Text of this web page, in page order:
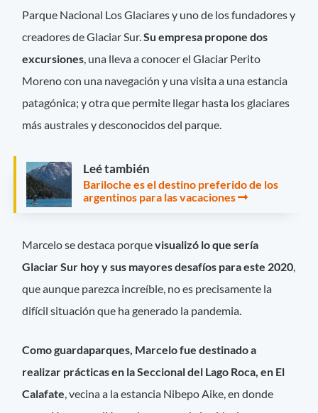
Parque Nacional Los Glaciares y uno de los fundadores y
creadores de Glaciar Sur.Su empresa propone dos
excursiones , una lleva a conocer el Glaciar Perito
Moreno con una navegación y una visita a una estancia
patagónica; y otra que permite llegar hasta los glaciares
más australes y desconocidos del parque.
Leé también
Bariloche es el destino preferido de los
argentinos para las vacaciones
Marcelo se destaca porquevisualizó lo que sería
Glaciar Sur hoy y sus mayores desafíos para este 2020,
que aunque parezca increíble, no es precisamente la
difícil situación que ha generado la pandemia.
Como guardaparques, Marcelo fue destinado a
realizar prácticas en la Seccional del Lago Roca, en El
Calafate, vecina a la estancia Nibepo Aike, en donde